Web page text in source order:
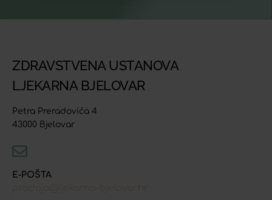
ZDRAVSTVENA USTANOVA
LJEKARNA BJELOVAR
Petra Preradovića 4
43000 Bjelovar
E-POŠTA